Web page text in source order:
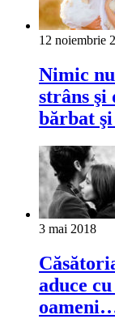
12 noiembrie
Nimic
strâns şi
bărbat
3 mai 2018
aduce